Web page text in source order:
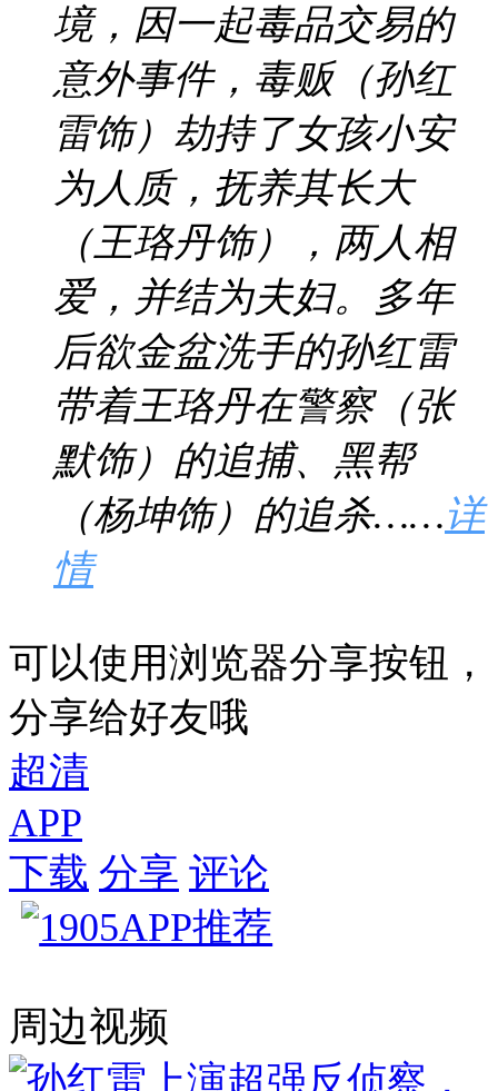
境，因一起毒品交易的
意外事件，毒贩（孙红
雷饰）劫持了女孩小安
为人质，抚养其长大
（王珞丹饰），两人相
爱，并结为夫妇。多年
后欲金盆洗手的孙红雷
带着王珞丹在警察（张
默饰）的追捕、黑帮
（杨坤饰）的追杀……详
情
可以使用浏览器分享按钮，
分享给好友哦
超清
APP
下载 分享 评论
周边视频